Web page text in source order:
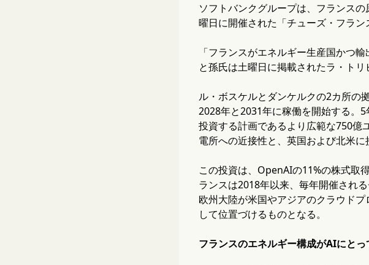
ソフトバンクグループは、フランス
曜日に開催された「チューズ・フラ
「フランスがエネルギー生産国かつ
と孫氏は土曜日に掲載されたラ・ト
ル・ボスケルとダンケルクの2カ所の
2028年と2031年に稼働を開始する。
投資する計画であるより広範な750億
電所への近接性と、英国および北米
この投資は、OpenAIの11%の株式取
ランスは2018年以来、毎年開催され
欧州大陸が米国やアジアのクラウド
して位置づけるものとなる。
フランスのエネルギー構成がAIにとっ